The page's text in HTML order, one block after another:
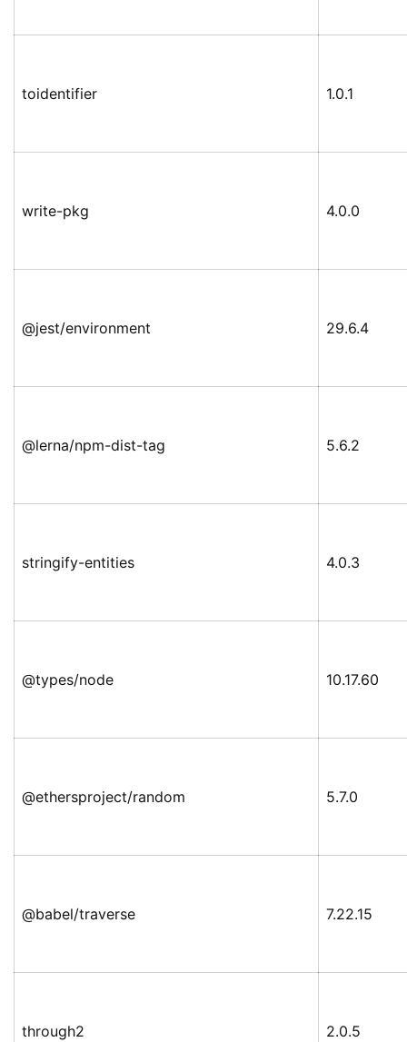
toidentifier 1.0.1
write-pkg 4.0.0
@jest/environment 29.6.4
@lerna/npm-dist-tag 5.6.2
stringify-entities 4.0.3
@types/node 10.17.60
@ethersproject/random 5.7.0
@babel/traverse 7.22.15
through2 2.0.5